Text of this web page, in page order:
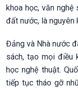
khoa học, văn
đất nước, là nguyên
Đảng và Nhà nước
sách, tạo mọi điều
học nghệ thuật.
tiếp tục tháo gỡ